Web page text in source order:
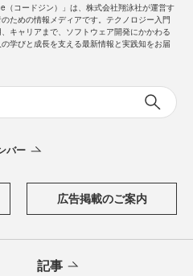
（コードジン）」は、株式会社翔泳社が運営す
ための情報メディアです。テクノロジー入門
キャリアまで、ソフトウェア開発にかかわる
学びと成長を支える最新情報と実践知をお届
バー
広告掲載のご案内
記事